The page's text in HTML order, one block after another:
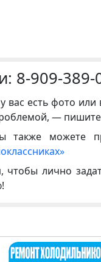
8-909-389-
вас есть фото
—
также можете
лично